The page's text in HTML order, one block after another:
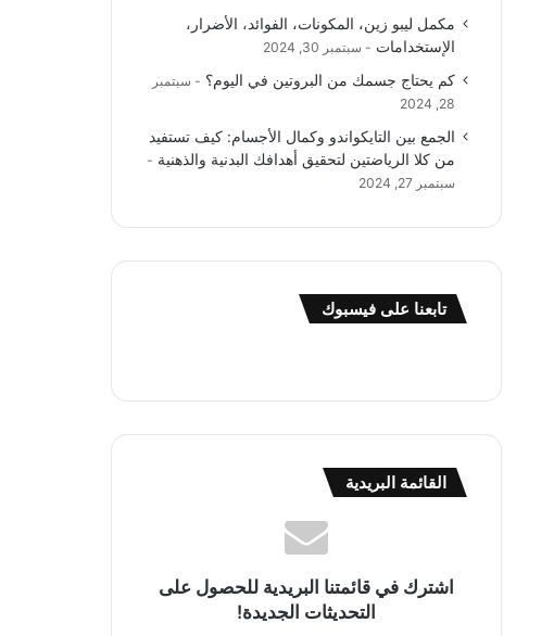
مكمل ليبو زين، المكونات، الفوائد، الأضرار،
الإستخدامات
سبتمبر 30, 2024
كم يحتاج جسمك من البروتين في اليوم؟
سبتمبر
28, 2024
الجمع بين التايكواندو وكمال الأجسام: كيف تستفيد
من كلا الرياضتين لتحقيق أهدافك البدنية والذهنية
سبتمبر 27, 2024
تابعنا على فيسبوك
القائمة البريدية
اشترك في قائمتنا البريدية للحصول على
التحديثات الجديدة!